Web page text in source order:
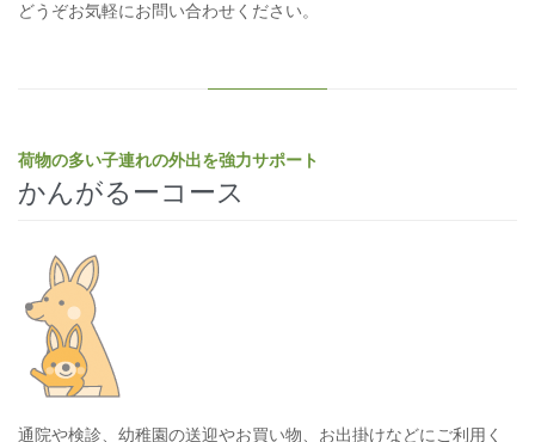
どうぞお気軽にお問い合わせください。
荷物の多い子連れの外出を強力サポート
かんがるーコース
通院や検診、幼稚園の送迎やお買い物、お出掛けなどにご利用く